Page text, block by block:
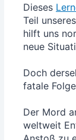
Die­ses
Teil
hilft uns
neue
Doch
fata­le
Der Mord
welt­weit